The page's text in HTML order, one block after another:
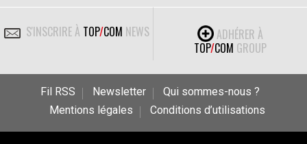
S'INSCRIRE À TOP/COM NEWS
ADHÉRER À
TOP/COM GROUP
Fil RSS Newsletter
Qui sommes-nous ?
Mentions légales
Conditions d’utilisations